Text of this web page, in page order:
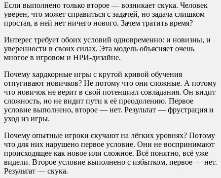
Если выполнено только второе — возникает скука. Человек
уверен, что может справиться с задачей, но задача слишком
простая, в ней нет ничего нового. Зачем тратить время?
Интерес требует обоих условий одновременно: и новизны, и
уверенности в своих силах. Эта модель объясняет очень
многое в игровом и НРИ-дизайне.
Почему хардкорные игры с крутой кривой обучения
отпугивают новичков? Не потому что они сложные. А потому
что новичок не верит в свой потенциал совладания. Он видит
сложность, но не видит пути к её преодолению. Первое
условие выполнено, второе — нет. Результат — фрустрация и
уход из игры.
Почему опытные игроки скучают на лёгких уровнях? Потому
что для них нарушено первое условие. Они не воспринимают
происходящее как новое или сложное. Всё понятно, всё уже
видели. Второе условие выполнено с избытком, первое — нет.
Результат — скука.